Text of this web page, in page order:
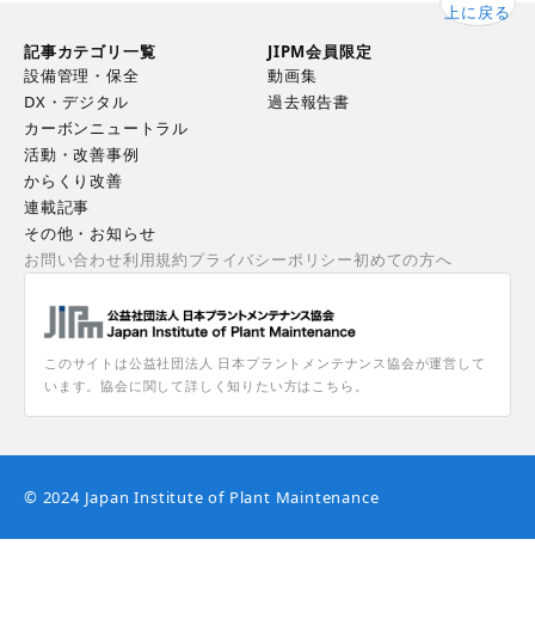
上に戻る
このサイトは公益社団法人 日本プラントメンテナンス協会が運営して
います。協会に関して詳しく知りたい方はこちら。
記事カテゴリ一覧
設備管理・保全
DX・デジタル
カーボンニュートラル
活動・改善事例
からくり改善
連載記事
その他・お知らせ
JIPM会員限定
動画集
過去報告書
お問い合わせ利用規約プライバシーポリシー初めての方へ
© 2024 Japan Institute of Plant Maintenance